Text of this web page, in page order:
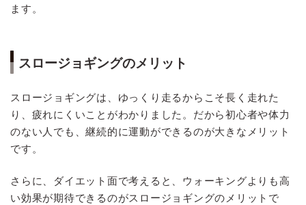
ます。
スロージョギングのメリット
スロージョギングは、ゆっくり走るからこそ長く走れた
り、疲れにくいことがわかりました。だから初心者や体力
のない人でも、継続的に運動ができるのが大きなメリット
です。
さらに、ダイエット面で考えると、ウォーキングよりも高
い効果が期待できるのがスロージョギングのメリットで